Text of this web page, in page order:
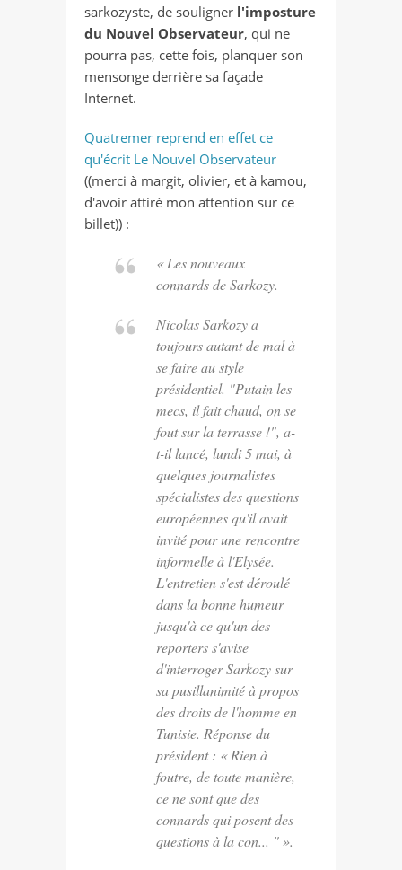
sarkozyste, de souligner l'imposture
du Nouvel Observateur, qui ne
pourra pas, cette fois, planquer son
mensonge derrière sa façade
Internet.
Quatremer reprend en effet ce
qu'écrit Le Nouvel Observateur
((merci à margit, olivier, et à kamou,
d'avoir attiré mon attention sur ce
billet)) :
«Les nouveaux
connards de Sarkozy.
Nicolas Sarkozy a
toujours autant de mal à
se faire au style
présidentiel. "Putain les
mecs, il fait chaud, on se
fout sur la terrasse !", a-
t-il lancé, lundi 5 mai, à
quelques journalistes
spécialistes des questions
européennes qu'il avait
invité pour une rencontre
informelle à l'Elysée.
L'entretien s'est déroulé
dans la bonne humeur
jusqu'à ce qu'un des
reporters s'avise
d'interroger Sarkozy sur
sa pusillanimité à propos
des droits de l'homme en
Tunisie. Réponse du
président : « Rien à
foutre, de toute manière,
ce ne sont que des
connards qui posent des
questions à la con... " ».